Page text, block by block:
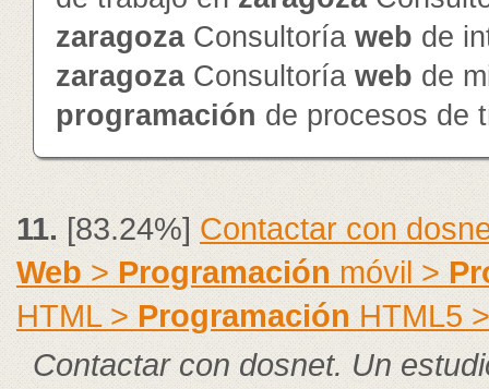
zaragozaConsultoría web de
zaragozaConsultoría web de
programación de procesos de
11.[83.24%] Contactar con
Web >Programaciónmóvil >
HTML >ProgramaciónHTML5
Contactar con dosnet. Un